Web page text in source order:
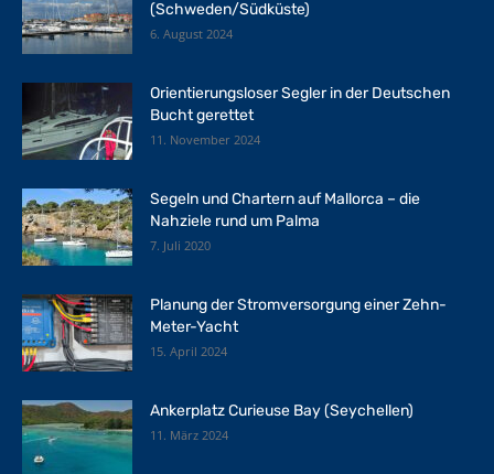
(Schweden/Südküste)
6. August 2024
Orientierungsloser Segler in der Deutschen
Bucht gerettet
11. November 2024
Segeln und Chartern auf Mallorca – die
Nahziele rund um Palma
7. Juli 2020
Planung der Stromversorgung einer Zehn-
Meter-Yacht
15. April 2024
Ankerplatz Curieuse Bay (Seychellen)
11. März 2024